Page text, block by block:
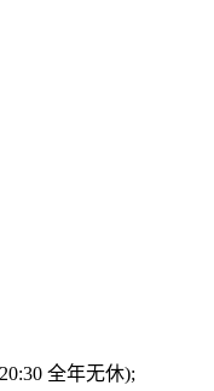
全年无休);